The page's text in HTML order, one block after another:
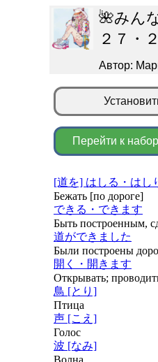
🌺みん
２７・
Автор:
Перейти к
[道を] はしる・はし
Бежать [по дороге]
できる・できます
Быть построенным,
道ができました
Были построены
開く・開きます
Открывать;
鳥 [とり]
Птица
声 [こえ]
Голос
波 [なみ]
Волна